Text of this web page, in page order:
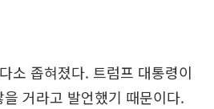
소 좁혀졌다. 트럼프 대통령이
거라고 발언했기 때문이다.